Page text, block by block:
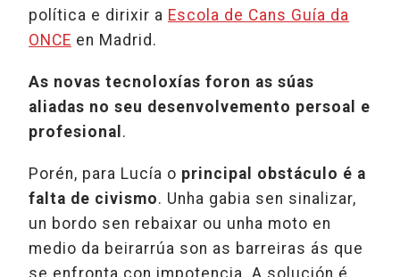
política e dirixir a Escola de Cans Guía da
ONCE en Madrid.
As novas tecnoloxías foron as súas
aliadas no seu desenvolvemento persoal e
profesional .
Porén, para Lucía o principal obstáculo é a
falta de civismo. Unha gabia sen sinalizar,
un bordo sen rebaixar ou unha moto en
medio da beirarrúa son as barreiras ás que
se enfronta con impotencia. A solución é